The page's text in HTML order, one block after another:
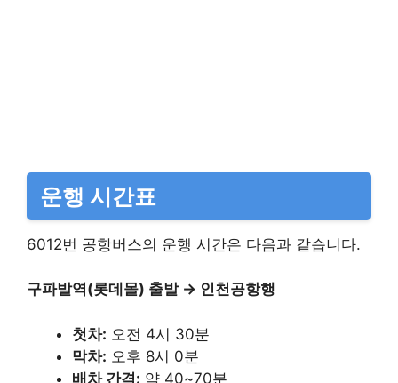
운행 시간표
6012번 공항버스의 운행 시간은 다음과 같습니다.
구파발역(롯데몰) 출발 → 인천공항행
첫차: 오전 4시 30분​
막차: 오후 8시 0분​
배차 간격: 약 40~70분​